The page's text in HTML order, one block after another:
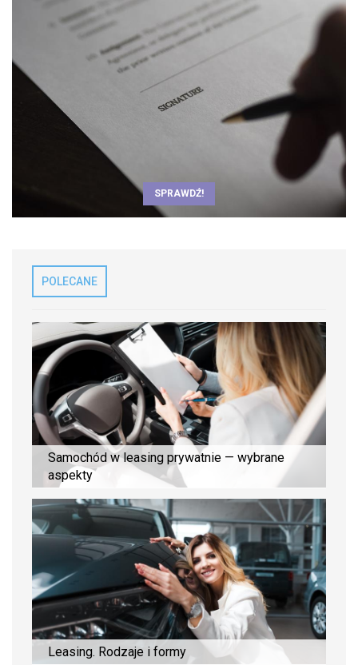
SPRAWDŹ!
POLECANE
Samochód w leasing prywatnie — wybrane
aspekty
Leasing. Rodzaje i formy